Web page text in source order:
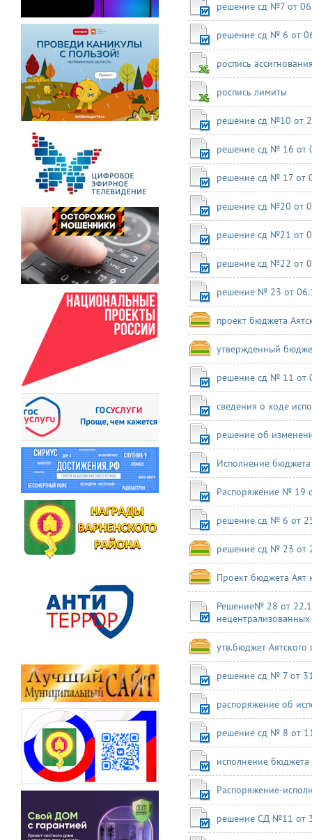
решение сд №7 от
решение сд № 6 от
роспись
роспись лимиты
решение сд №10 от
решение сд № 16 от
решение сд № 17 от
решение сд №20 от
решение сд №21 от
решение сд №22 от
решение № 23 от
проект бюджета
утвержденный
решение сд № 11 от
сведения о ходе
решение об
Исполнение
Распоряжение № 19
решение сд № 6 от
решение сд № 23 от
Проект бюджета Аят
Решение№ 28 от
нецентрализованных
утв.бюджет
решение сд № 7 от
распоряжение об
решение сд № 8 от
исполнение бюджета
Распоряжение-
решение СД №11 от